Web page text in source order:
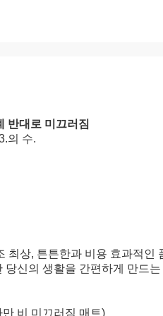
반대로 미끄러짐
의 수.
최상, 튼튼한과 비용 효과적인
신의 생활을 간편하게 만드
비 미끄러짐 매트)